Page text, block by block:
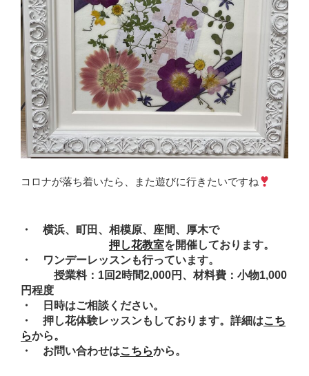
コロナが落ち着いたら、また遊びに行きたいですね
・ 横浜、町田、相模原、座間、厚木で
押し花教室を開催しております。
・ ワンデーレッスンも行っています。
授業料：1回2時間2,000円、材料費：小物1,000
円程度
・ 日時はご相談ください。
・ 押し花体験レッスンもしております。詳細はこち
らから。
・ お問い合わせはこちらから。